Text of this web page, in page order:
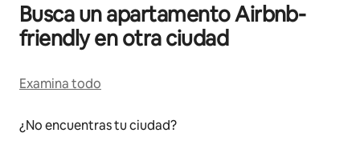
Busca un apartamento Airbnb-
friendly en otra ciudad
Examina todo
¿No encuentras tu ciudad?